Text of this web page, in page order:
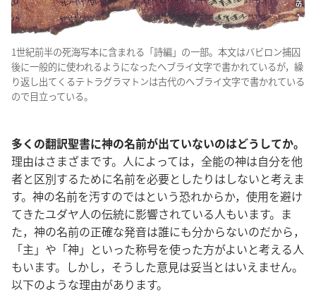
1世紀前半の死海写本に含まれる「詩編」の一部。本文はバビロン捕囚
後に一般的に使われるようになったヘブライ文字で書かれているが，繰
り返し出てくるテトラグラマトンは古代のヘブライ文字で書かれている
ので目立っている。
多くの翻訳聖書に神の名前が出ていないのはどうしてか。
理由はさまざまです。人によっては，全能の神は自分を他
者と区別するために名前を必要としたりはしないと考えま
す。神の名前を汚すのではという恐れからか，使用を避け
てきたユダヤ人の伝統に影響されている人もいます。ま
た，神の名前の正確な発音は誰にも分からないのだから，
「主」や「神」といった称号を使った方がよいと考える人
もいます。しかし，そうした意見は妥当とはいえません。
以下のような理由があります。